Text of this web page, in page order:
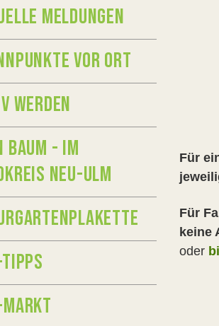
Für
Für
keine
oder
MELDUNGEN
VOR ORT
WERDEN
BAUM - IM
NEU-ULM